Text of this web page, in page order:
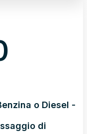
o Diesel -
di